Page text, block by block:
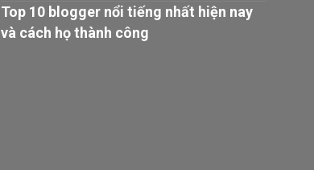
Top 10 blogger nổi tiếng nhất hiện nay
và cách họ thành công